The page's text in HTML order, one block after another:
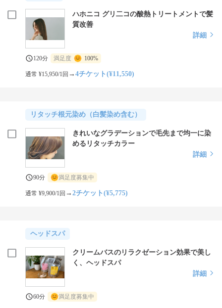
ハホニコ グリ二コの酸熱トリートメントで髪
質改善
詳細
120分 満足度 100%
通常 ¥15,950/1回 →4チケット(¥11,550)
リタッチ根元染め（白髪染め含む）
きれいなグラデーションで毛先まで均一に染
めるリタッチカラー
詳細
90分 満足度募集中
通常 ¥9,900/1回 →2チケット(¥5,775)
ヘッドスパ
クリームバスのリラクゼーション効果で美し
く、ヘッドスパ
詳細
60分 満足度募集中